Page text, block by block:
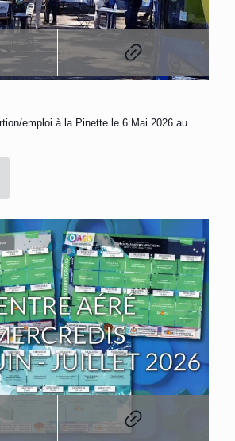
emploi à la Pinette le 6 Mai 2026 au